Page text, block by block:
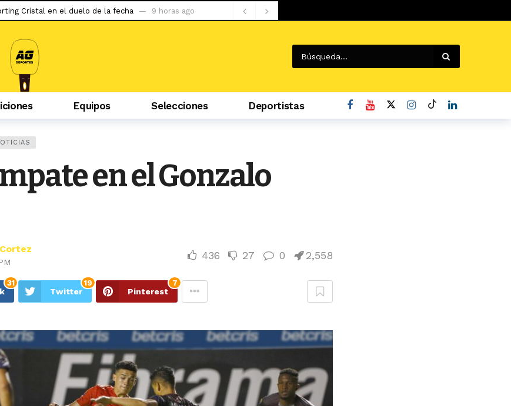
Cristal en el duelo de la fecha 9 horas ago
de Conor McGregor
capaz de llegar al tetracampeonato»
la gran apuesta de Simeone 2 días ago
debutar en Liga 1 ante la ‘U’
Guede y hasta pensé en irme»
– Van y un duelo entre Tsarukyan y Ruffy 4 horas ago
Equipos Selecciones Deportistas
en el Gonzalo
436 27 0 2,558
31
Twitter
19
Pinterest
7